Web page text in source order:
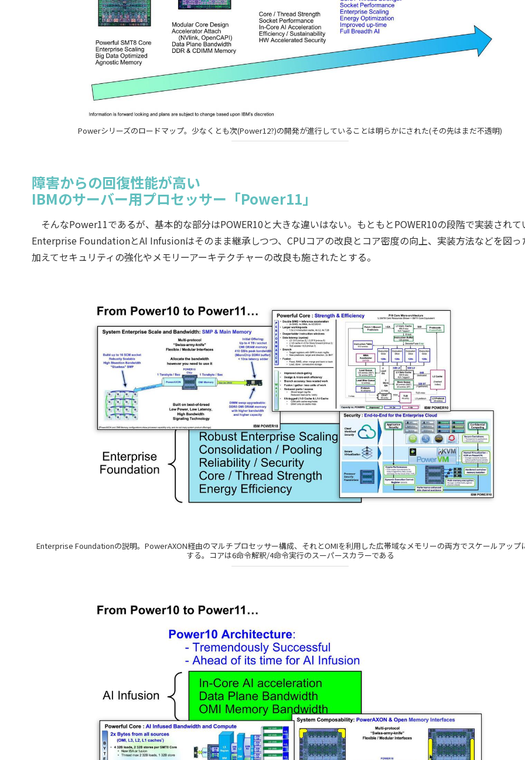
Powerシリーズのロードマップ。少なくとも次(Power12?)の開発が進行していることは明らかにされた(その先はまだ不透明)
障害からの回復性能が高い
IBMのサーバー用プロセッサー「Power11」
そんなPower11であるが、基本的な部分はPOWER10と大きな違いはない。もともとPOWER10の段階で実装されて
Enterprise FoundationとAI Infusionはそのまま継承しつつ、CPUコアの改良とコア密度の向上、実装方法などを図っ
加えてセキュリティの強化やメモリーアーキテクチャーの改良も施されたとする。
Enterprise Foundationの説明。PowerAXON経由のマルチプロセッサー構成、それとOMIを利用した広帯域なメモリーの両方でスケールアップ
する。コアは6命令解釈/4命令実行のスーパースカラーである